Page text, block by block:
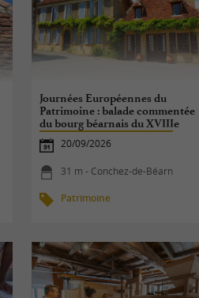
Journées Européennes du
Patrimoine : balade commentée
du bourg béarnais du XVIIIe
20/09/2026
31 m - Conchez-de-Béarn
Patrimoine